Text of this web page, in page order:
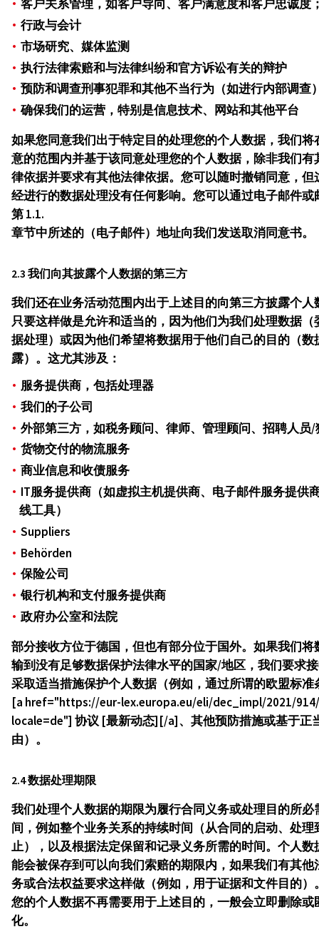
客户关系管理，如客户导向、客户满意度和客户忠诚度
行政与会计
市场研究、媒体监测
执行法律索赔和与法律纠纷和官方诉讼有关的辩护
预防和调查刑事犯罪和其他不当行为（如进行内部调查
确保我们的运营，特别是信息技术、网站和其他平台
如果您同意我们出于特定目的处理您的个人数据，我们将
意的范围内并基于该同意处理您的个人数据，除非我们有
律依据并要求有其他法律依据。您可以随时撤销同意，但
经进行的数据处理没有任何影响。您可以通过电子邮件或
第 1.1.
章节中所述的（电子邮件）地址向我们发送取消同意书。
2.3 我们向其披露个人数据的第三方
我们还在业务活动范围内出于上述目的向第三方披露个人
只要这样做是允许和适当的，因为他们为我们处理数据（
据处理）或因为他们希望将数据用于他们自己的目的（数
露）。这尤其涉及：
服务提供商，包括处理器
我们的子公司
外部第三方，如税务顾问、律师、管理顾问、招聘人员/
货物交付的物流服务
商业信息和收债服务
IT服务提供商（如虚拟主机提供商、电子邮件服务提供
线工具）
Suppliers
Behörden
保险公司
银行机构和支付服务提供商
政府办公室和法院
部分接收方位于德国，但也有部分位于国外。如果我们将
输到没有足够数据保护法律水平的国家/地区，我们要求
采取适当措施保护个人数据（例如，通过所谓的欧盟标准
[a href="https://eur-lex.europa.eu/eli/dec_impl/2021/
locale=de"] 协议 [最新动态][/a]、其他预防措施或基于正
由）。
2.4 数据处理期限
我们处理个人数据的期限为履行合同义务或处理目的所必
间，例如整个业务关系的持续时间（从合同的启动、处理
止），以及根据法定保留和记录义务所需的时间。个人数
能会被保存到可以向我们索赔的期限内，如果我们有其他
务或合法权益要求这样做（例如，用于证据和文件目的）
您的个人数据不再需要用于上述目的，一般会立即删除或
化。